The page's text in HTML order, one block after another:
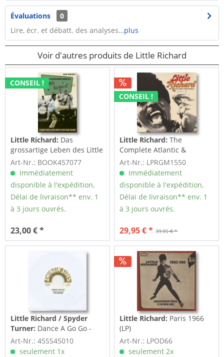
Évaluations
0
Lire, écr. et débatt. des analyses…plus
Voir d'autres produits de Little Richard
CONSEIL !
Little Richard: Das
grossartige Leben des Little
Richard - Mark...
Art-Nr.: BOOK457077
Immédiatement
disponible à l'expédition,
Délai de livraison** env. 1
à 3 jours ouvrés.
23,00 € *
CONSEIL !
Little Richard:The
Complete Atlantic &
Reprise Singles ( LP,...
Art-Nr.: LPRGM1550
Immédiatement
disponible à l'expédition,
Délai de livraison** env. 1
à 3 jours ouvrés.
39,95 € *
29,95 € *
Little Richard / Spyder
Turner: Dance A Go Go -
Ride In My 225 (7inch,
45rpm)
Art-Nr.: 45SS45010
seulement 1x
Little Richard: Paris 1966
(LP)
Art-Nr.: LPOD66
seulement 2x